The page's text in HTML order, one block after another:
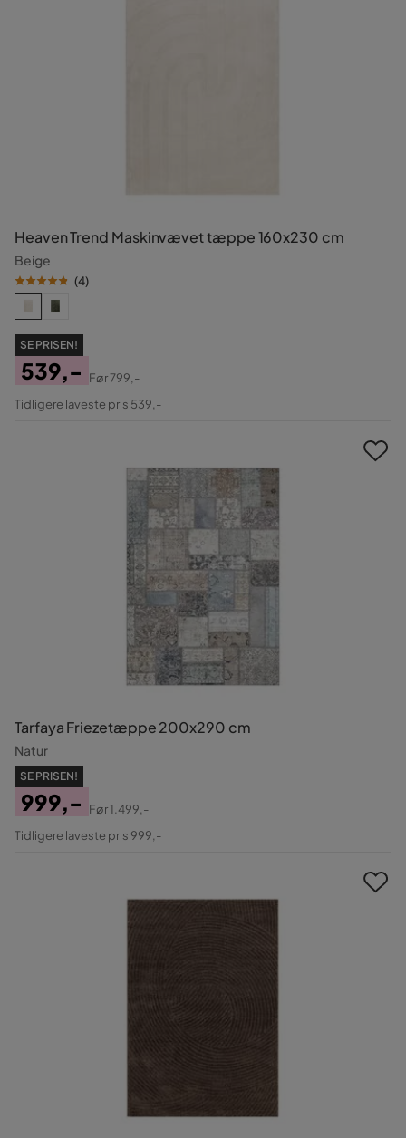
Heaven Trend Maskinvævet tæppe 160x230 cm
Beige
(4)
SE PRISEN!
Pris
539,-
Original
Før799,-
Tidligere laveste pris 539,-
Tarfaya Friezetæppe 200x290 cm
Natur
SE PRISEN!
Pris
999,-
Original
Før1.499,-
Tidligere laveste pris 999,-